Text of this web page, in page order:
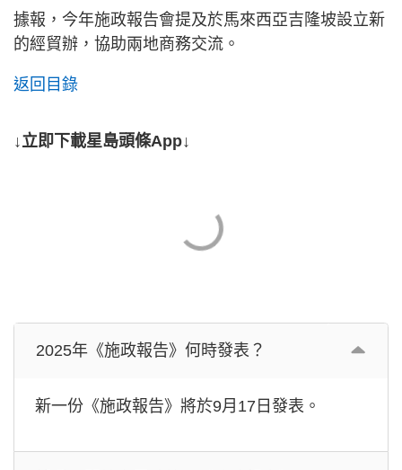
據報，今年施政報告會提及於馬來西亞吉隆坡設立新
的經貿辦，協助兩地商務交流。
返回目錄
↓立即下載星島頭條App↓
2025年《施政報告》何時發表？
新一份《施政報告》將於9月17日發表。